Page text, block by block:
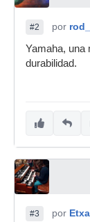
#2 por
Yamaha, una
durabilidad.
#3 por